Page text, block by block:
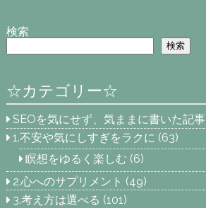
検索
検索
☆カテゴリー☆
SEOを気にせず、気ままに書いた記事
1.不安や気にしすぎをラクに (63)
瞑想をゆるく楽しむ (6)
2.心へのサプリメント (49)
3.考え方は選べる (101)